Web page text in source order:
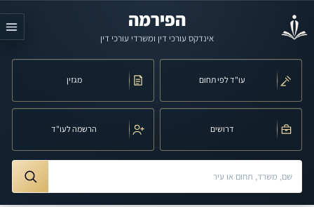
הפירמה
אינדקס עורכי דין ומשרדי עורכי דין
עו"ד לפי תחום מגזין
דרושים הרשמה לעו"ד
חיפוש לפי שם, משרד, תחום משפט או עיר